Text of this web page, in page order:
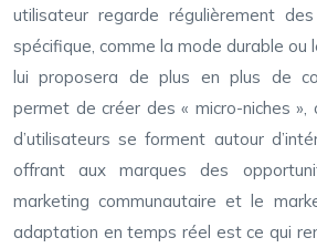
utilisateur regarde régulièrement
spécifique, comme la mode durable ou
lui proposera de plus en plus de
permet de créer des « micro-niches »,
d’utilisateurs se forment autour
offrant aux marques des
marketing communautaire et le
adaptation en temps réel est ce qui